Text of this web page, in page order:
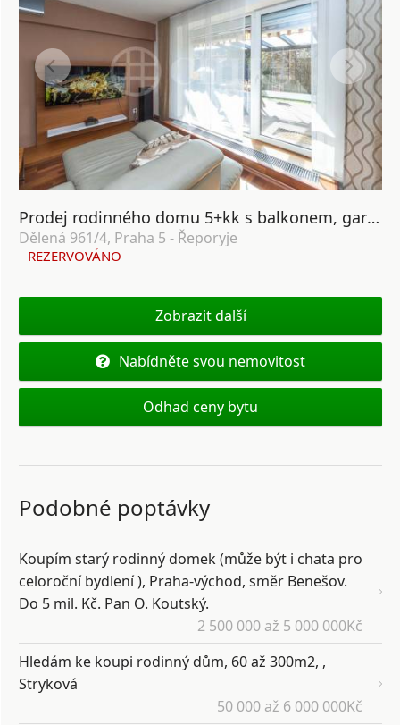
Prodej rodinného domu 5+kk s balkonem, garáží a zahradou, ul. Dělená 961/4, Praha 5 - Řeporyje
Dělená 961/4, Praha 5 - Řeporyje
REZERVOVÁNO
Zobrazit další
Nabídněte svou nemovitost
Odhad ceny bytu
Podobné poptávky
Koupím starý rodinný domek (může být i chata pro
celoroční bydlení ), Praha-východ, směr Benešov.
Do 5 mil. Kč. Pan O. Koutský.
2 500 000 až 5 000 000Kč
Hledám ke koupi rodinný dům, 60 až 300m2, ,
Stryková
50 000 až 6 000 000Kč